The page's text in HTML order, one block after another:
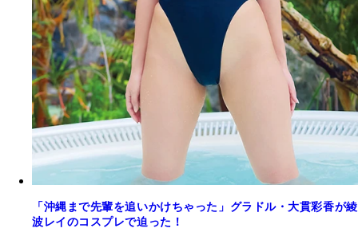
「沖縄まで先輩を追いかけちゃった」グラドル・大貫彩香が綾
波レイのコスプレで迫った！